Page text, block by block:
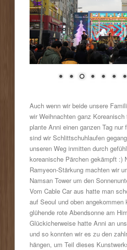
Auch wenn wir beide unsere
wir Weihnachten ganz
plante Anni einen ganzen Tag nur
sind wir Schlittschuhlaufen
unseren Weg inmitten durch
koreanische Pärchen gekämpft :)
Ramyeon-Stärkung machten wir
Namsan Tower um den
Vom Cable Car aus hatte man
auf Seoul und oben angekommen
glühende rote Abendsonne am
Glückicherweise hatte Anni an
und so konnten wir es zu den
hängen, um Teil dieses